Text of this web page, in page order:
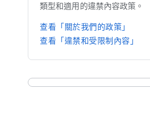
類型​和​適用​的​違禁​內容​政策。
查​看​「關於​我們​的​政策」
查​看​「違禁​和​受限制​內容」